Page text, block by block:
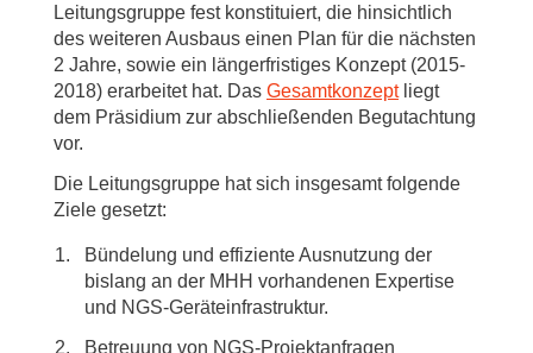
Leitungsgruppe fest konstituiert, die hinsichtlich
des weiteren Ausbaus einen Plan für die nächsten
2 Jahre, sowie ein längerfristiges Konzept (2015-
2018) erarbeitet hat. Das Gesamtkonzeptliegt
dem Präsidium zur abschließenden Begutachtung
vor.
Die Leitungsgruppe hat sich insgesamt folgende
Ziele gesetzt:
Bündelung und effiziente Ausnutzung der
bislang an der MHH vorhandenen Expertise
und NGS-Geräteinfrastruktur.
Betreuung von NGS-Projektanfragen